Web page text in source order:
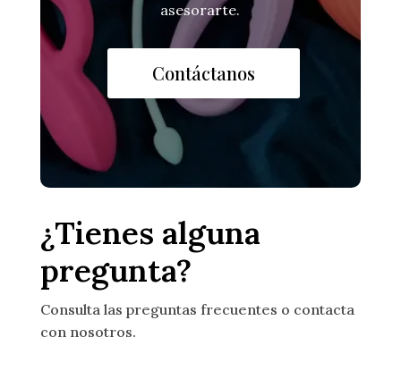
asesorarte.
Contáctanos
¿Tienes alguna
pregunta?
Consulta las preguntas frecuentes o contacta
con nosotros.